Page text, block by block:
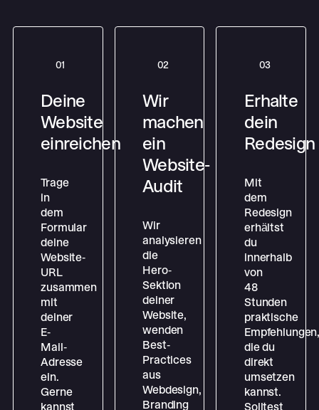
01
Deine
Website
einreichen
Trage
in
dem
Formular
deine
Website-
URL
zusammen
mit
deiner
E-
Mail-
Adresse
ein.
Gerne
kannst
02
Wir
machen
ein
Website-
Audit
Wir
analysieren
die
Hero-
Sektion
deiner
Website,
wenden
Best-
Practices
aus
Webdesign,
Branding
03
Erhalte
dein
Redesign
Mit
dem
Redesign
erhältst
du
innerhalb
von
48
Stunden
praktische
die du
direkt
umsetzen
kannst.
Solltest